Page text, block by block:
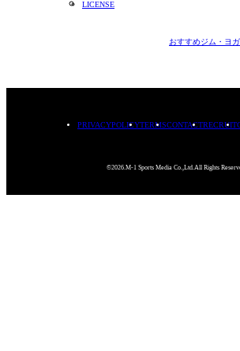
LICENSE
おすすめジム・ヨガ
PRIVACYPOLICYTERMSCONTACTRECRUIT
©2026.M-1 Sports Media Co.,Ltd.All Rights